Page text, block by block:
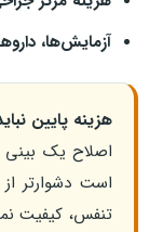
آزمایش‌ها،
هزینه پایین
اصلاح یک
است دشوارتر
تنفس، کیفیت